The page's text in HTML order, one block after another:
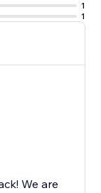
1
1
We are